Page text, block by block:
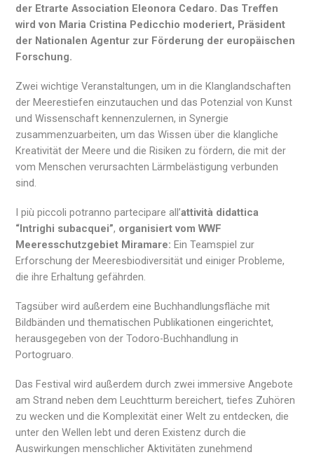
der Etrarte Association Eleonora Cedaro. Das Treffen
wird von Maria Cristina Pedicchio moderiert, Präsident
der Nationalen Agentur zur Förderung der europäischen
Forschung.
Zwei wichtige Veranstaltungen, um in die Klanglandschaften
der Meerestiefen einzutauchen und das Potenzial von Kunst
und Wissenschaft kennenzulernen, in Synergie
zusammenzuarbeiten, um das Wissen über die klangliche
Kreativität der Meere und die Risiken zu fördern, die mit der
vom Menschen verursachten Lärmbelästigung verbunden
sind.
I più piccoli potranno partecipare all’attività didattica
“Intrighi subacquei”, organisiert vom WWF
Meeresschutzgebiet Miramare: Ein Teamspiel zur
Erforschung der Meeresbiodiversität und einiger Probleme,
die ihre Erhaltung gefährden.
Tagsüber wird außerdem eine Buchhandlungsfläche mit
Bildbänden und thematischen Publikationen eingerichtet,
herausgegeben von der Todoro-Buchhandlung in
Portogruaro.
Das Festival wird außerdem durch zwei immersive Angebote
am Strand neben dem Leuchtturm bereichert, tiefes Zuhören
zu wecken und die Komplexität einer Welt zu entdecken, die
unter den Wellen lebt und deren Existenz durch die
Auswirkungen menschlicher Aktivitäten zunehmend